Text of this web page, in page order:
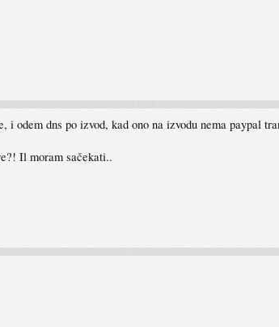
odem dns po izvod, kad ono na izvodu nema paypal
Il moram sačekati..